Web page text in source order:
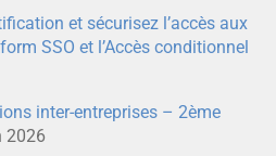
et sécurisez l’accès aux
SSO et l’Accès conditionnel
inter-entreprises – 2ème
2026